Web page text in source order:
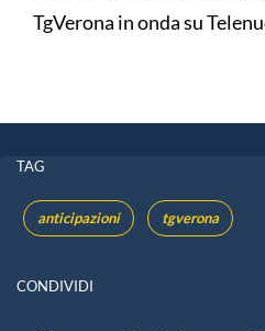
TgVerona in onda su
TAG
anticipazioni tgverona
CONDIVIDI